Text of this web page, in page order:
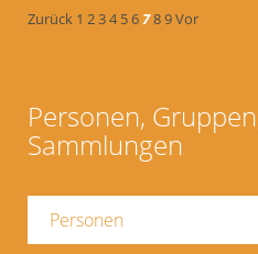
Zurück 1 234 56789Vor
Personen,
Sammlungen
Personen